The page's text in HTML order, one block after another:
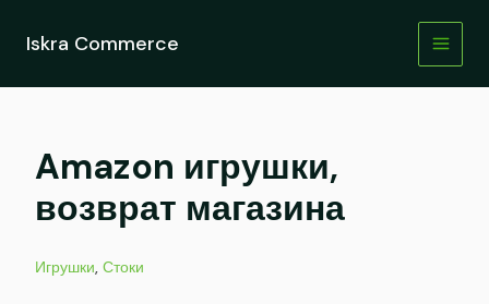
содержимому
Iskra Commerce
Amazon игрушки,
возврат магазина
Игрушки, Стоки